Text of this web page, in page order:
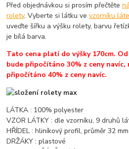
Před objednávkou si prosím přečtěte
rolety. Vyberte si látku vevzorníku
uveďte šířku a výšku rolety, barvu
je bílá barva.
Tato cena platí do výšky 170cm. Od
bude připočítáno 30% z ceny navíc,
připočítáno 40% z ceny navíc.
LÁTKA : 100% polyester
VZOR LÁTKY : dle vzorníku, 9 druhů
HŘÍDEL : hliníkový profil, průměr 32 mm
DRŽÁKY : plastové